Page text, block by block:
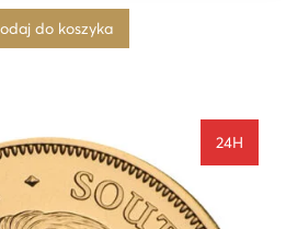
do koszyka
24H